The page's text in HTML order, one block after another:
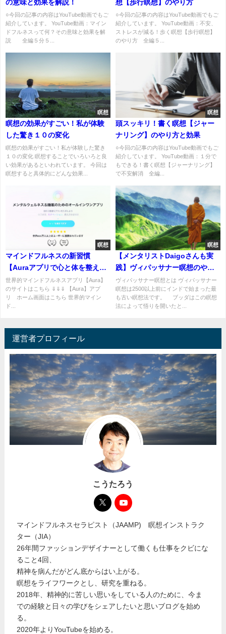
の意味と効果を解説！
○今回の記事の内容はYouTube動画でもご
紹介しています。 YouTube動画：マイン
ドフルネスって何？その意味と効果を解
説 全編５分５...
想【歩行瞑想】のやり方
○今回の記事の内容はYouTube動画でもご
紹介しています。 YouTube動画：不安、
ストレスが減る！歩く瞑想【歩行瞑想】
のやり方 全編５...
瞑想
瞑想の効果がすごい！私が体験
した驚き１０の変化
瞑想の効果がすごい！私が体験した驚き
１０の変化 瞑想することでいろいろと良
い効果があるといわれています。 今回は
瞑想すると具体的にどんな効果...
瞑想
頭スッキリ！書く瞑想【ジャー
ナリング】のやり方と効果
○今回の記事の内容はYouTube動画でもご
紹介しています。 YouTube動画：１分で
もできる！書く瞑想【ジャーナリング】
で不安解消 全編...
瞑想
マインドフルネスの新習慣
【Auraアプリで心と体を整え
る】
世界的マインドフルネスアプリ【Aura】
のサイトはこちら ⇓⇓⇓ 【Aura】アプ
リ ホーム画面はこちら 世界的マイン
ド...
瞑想
【メンタリストDaigoさんも実
践】ヴィパッサナー瞑想のやり
方
ヴィパッサナー瞑想とは ヴィパッサナー
瞑想は2500以上前にインドで始まった最
も古い瞑想法です。 ブッダはこの瞑想
法によって悟りを開いたと...
運営者プロフィール
こうたろう
マインドフルネスセラピスト（JAAMP) 瞑想インストラク
ター（JIA）
26年間ファッションデザイナーとして働くも仕事をクビにな
ること4回、
精神を病んだがどん底からはい上がる。
瞑想をライフワークとし、研究を重ねる。
2018年、精神的に苦しい思いをしている人のために、今ま
での経験と日々の学びをシェアしたいと思いブログを始め
る。
2020年よりYouTubeを始める。